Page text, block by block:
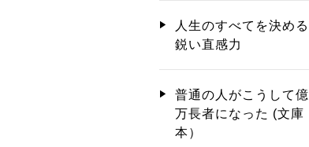
人生のすべてを決める
鋭い直感力
普通の人がこうして億
万長者になった (文庫
本）